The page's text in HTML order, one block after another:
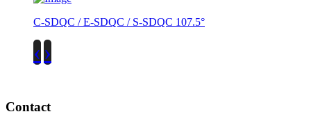
C-SDQC / E-SDQC / S-SDQC 107.5°
‹ ›
Contact